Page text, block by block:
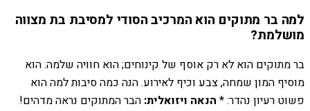
למה בר מתוקים הוא המרכיב הסודי למסיבת בת מצווה
מושלמת?
בר מתוקים הוא לא רק אוסף של קינוחים; הוא חוויה שלמה. הוא
מוסיף המון שמחה, צבע וכיף לאירוע. הנה כמה סיבות למה הוא
פשוט רעיון נהדר: * הנאה ויזואלית: הבר המתוקים נראה מדהים!